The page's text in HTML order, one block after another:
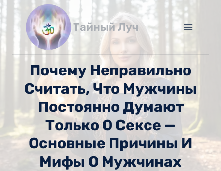
Перейти
содержимому
Тайный Луч
Почему Неправильно
Считать, Что Мужчины
Постоянно Думают
Только О Сексе —
Основные Причины И
Мифы О Мужчинах